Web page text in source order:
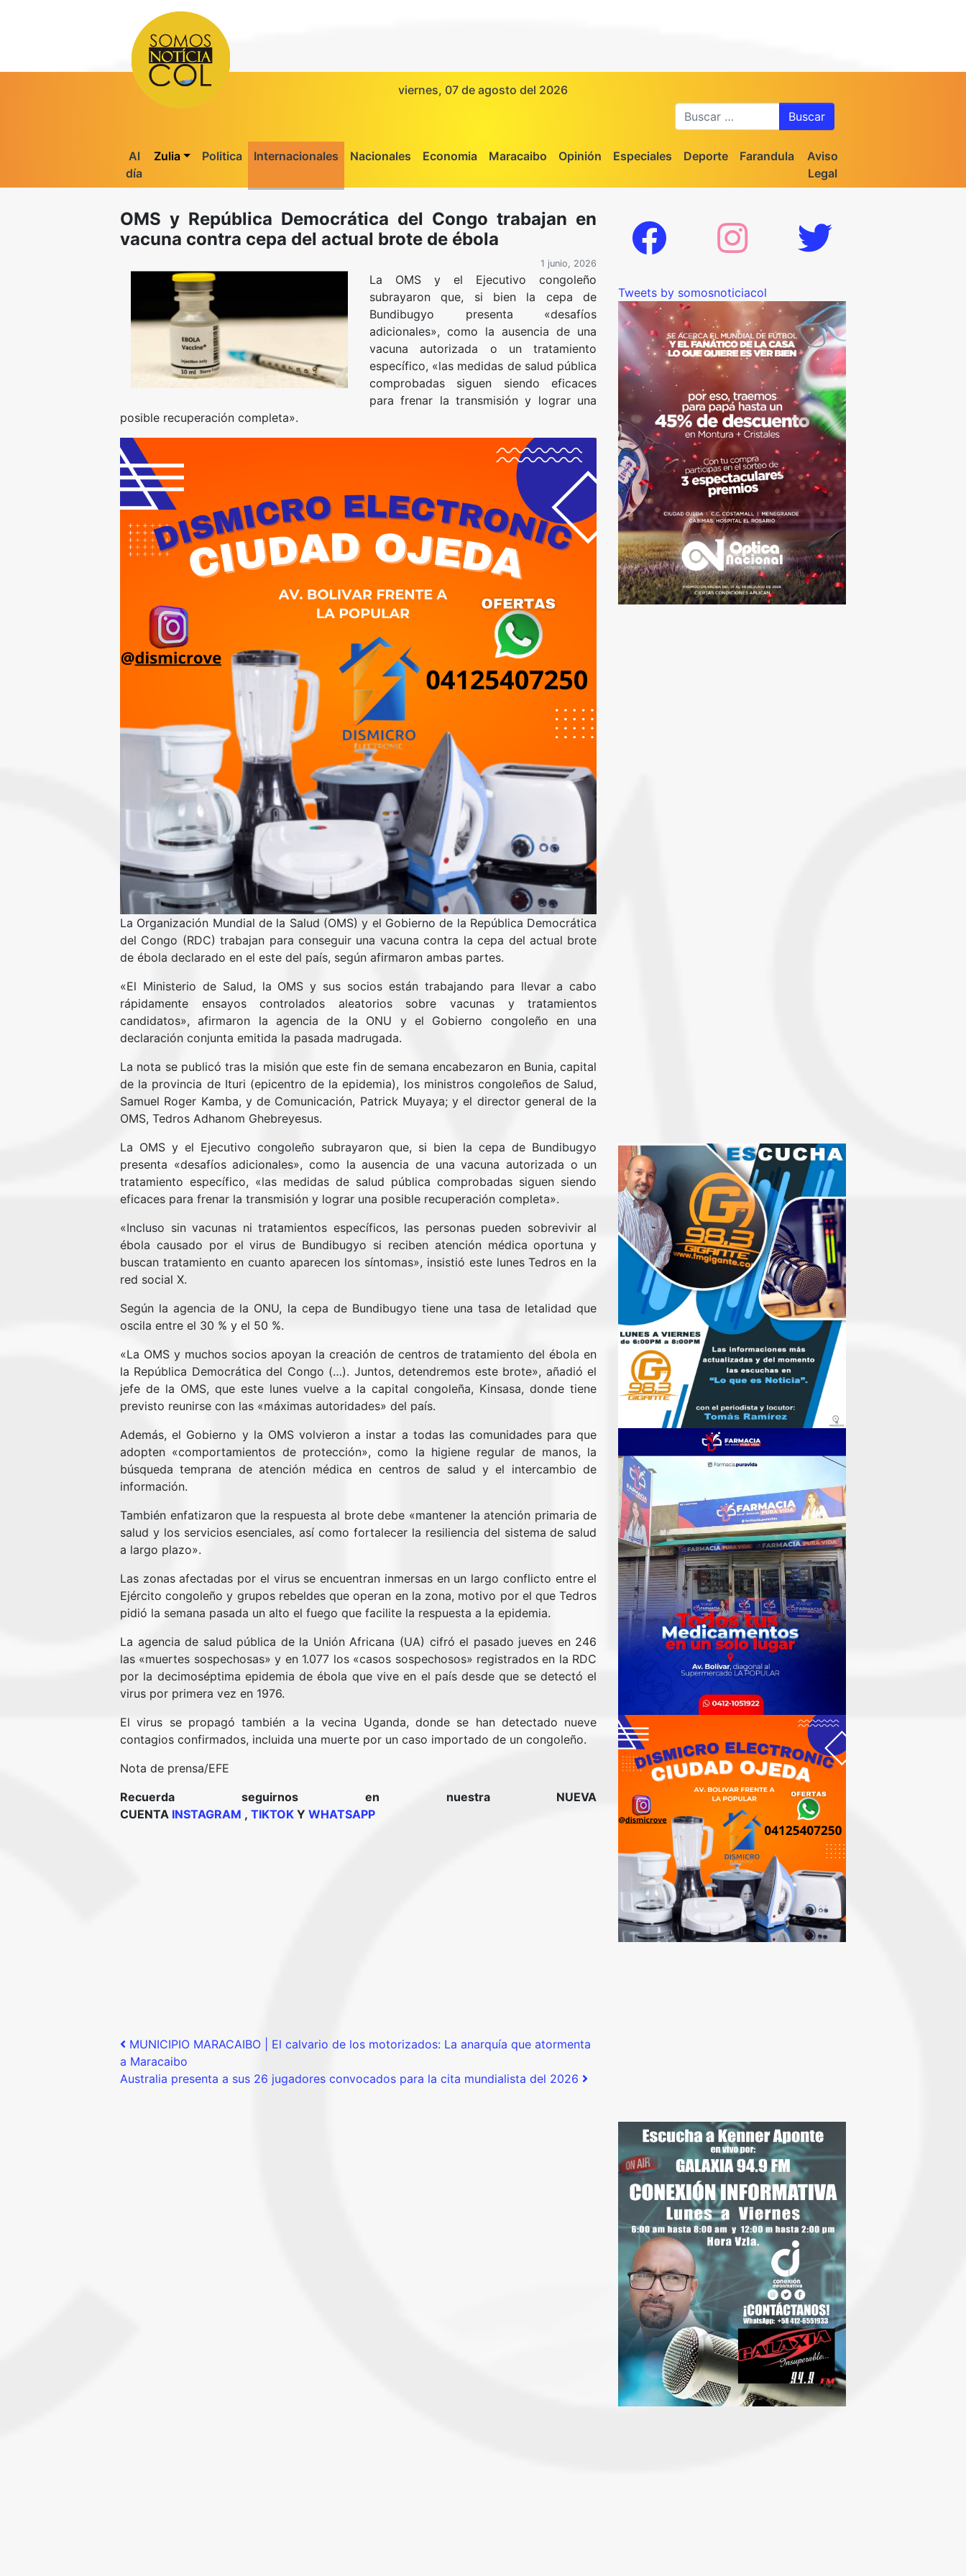
viernes, 07 de agosto del 2026
Al
día
Zulia Politica Internacionales Nacionales Economia Maracaibo Opinión Especiales Deporte Farandula
Aviso
Legal
OMS y República Democrática del Congo trabajan en
vacuna contra cepa del actual brote de ébola
1 junio, 2026
La OMS y el Ejecutivo congoleño
subrayaron que, si bien la cepa de
Bundibugyo presenta «desafíos
adicionales», como la ausencia de una
vacuna autorizada o un tratamiento
específico, «las medidas de salud pública
comprobadas siguen siendo eficaces
para frenar la transmisión y lograr una
posible recuperación completa».
La Organización Mundial de la Salud (OMS) y el Gobierno de la República Democrática
del Congo (RDC) trabajan para conseguir una vacuna contra la cepa del actual brote
de ébola declarado en el este del país, según afirmaron ambas partes.
«El Ministerio de Salud, la OMS y sus socios están trabajando para llevar a cabo
rápidamente ensayos controlados aleatorios sobre vacunas y tratamientos
candidatos», afirmaron la agencia de la ONU y el Gobierno congoleño en una
declaración conjunta emitida la pasada madrugada.
La nota se publicó tras la misión que este fin de semana encabezaron en Bunia, capital
de la provincia de Ituri (epicentro de la epidemia), los ministros congoleños de Salud,
Samuel Roger Kamba, y de Comunicación, Patrick Muyaya; y el director general de la
OMS, Tedros Adhanom Ghebreyesus.
La OMS y el Ejecutivo congoleño subrayaron que, si bien la cepa de Bundibugyo
presenta «desafíos adicionales», como la ausencia de una vacuna autorizada o un
tratamiento específico, «las medidas de salud pública comprobadas siguen siendo
eficaces para frenar la transmisión y lograr una posible recuperación completa».
«Incluso sin vacunas ni tratamientos específicos, las personas pueden sobrevivir al
ébola causado por el virus de Bundibugyo si reciben atención médica oportuna y
buscan tratamiento en cuanto aparecen los síntomas», insistió este lunes Tedros en la
red social X.
Según la agencia de la ONU, la cepa de Bundibugyo tiene una tasa de letalidad que
oscila entre el 30 % y el 50 %.
«La OMS y muchos socios apoyan la creación de centros de tratamiento del ébola en
la República Democrática del Congo (…). Juntos, detendremos este brote», añadió el
jefe de la OMS, que este lunes vuelve a la capital congoleña, Kinsasa, donde tiene
previsto reunirse con las «máximas autoridades» del país.
Además, el Gobierno y la OMS volvieron a instar a todas las comunidades para que
adopten «comportamientos de protección», como la higiene regular de manos, la
búsqueda temprana de atención médica en centros de salud y el intercambio de
información.
También enfatizaron que la respuesta al brote debe «mantener la atención primaria de
salud y los servicios esenciales, así como fortalecer la resiliencia del sistema de salud
a largo plazo».
Las zonas afectadas por el virus se encuentran inmersas en un largo conflicto entre el
Ejército congoleño y grupos rebeldes que operan en la zona, motivo por el que Tedros
pidió la semana pasada un alto el fuego que facilite la respuesta a la epidemia.
La agencia de salud pública de la Unión Africana (UA) cifró el pasado jueves en 246
las «muertes sospechosas» y en 1.077 los «casos sospechosos» registrados en la RDC
por la decimoséptima epidemia de ébola que vive en el país desde que se detectó el
virus por primera vez en 1976.
El virus se propagó también a la vecina Uganda, donde se han detectado nueve
contagios confirmados, incluida una muerte por un caso importado de un congoleño.
Nota de prensa/EFE
Recuerda seguirnos en nuestra NUEVA
CUENTA INSTAGRAM , TIKTOK Y WHATSAPP
Post navigation
MUNICIPIO MARACAIBO | El calvario de los motorizados: La anarquía que atormenta
a Maracaibo
Australia presenta a sus 26 jugadores convocados para la cita mundialista del 2026
Tweets by somosnoticiacol